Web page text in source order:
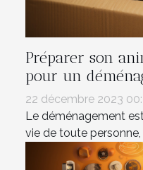
Préparer son
pour un
22 décembre 2023
Le déménagement
vie de toute